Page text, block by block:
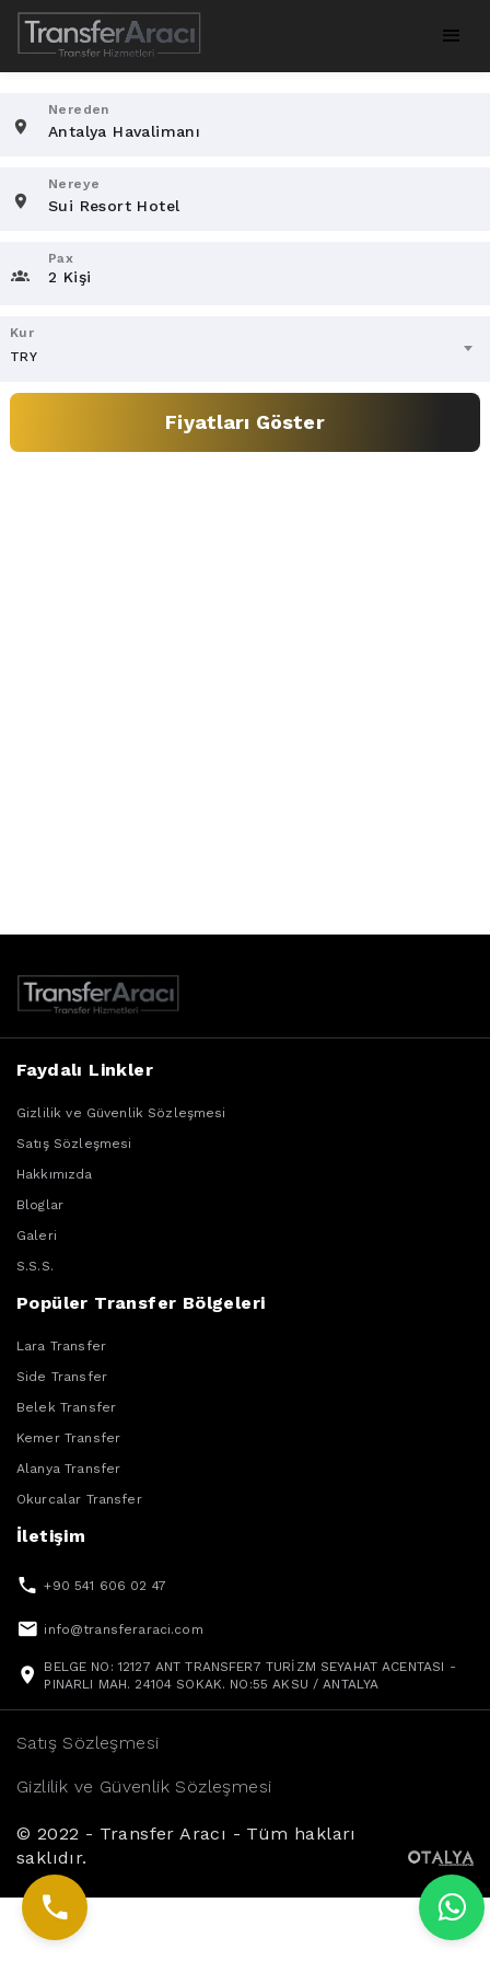
Nereden
Nereye
Pax
2 Kişi
Kur
TRY
Fiyatları Göster
Faydalı Linkler
Gizlilik ve Güvenlik Sözleşmesi
Satış Sözleşmesi
Hakkımızda
Bloglar
Galeri
S.S.S.
Popüler Transfer Bölgeleri
Lara Transfer
Side Transfer
Belek Transfer
Kemer Transfer
Alanya Transfer
Okurcalar Transfer
İletişim
+90 541 606 02 47
info@transferaraci.com
BELGE NO: 12127 ANT TRANSFER7 TURİZM SEYAHAT ACENTASI -
PINARLI MAH. 24104 SOKAK. NO:55 AKSU / ANTALYA
© 2022 - Transfer Aracı - Tüm hakları
saklıdır.
Gizlilik ve Güvenlik Sözleşmesi
Satış Sözleşmesi